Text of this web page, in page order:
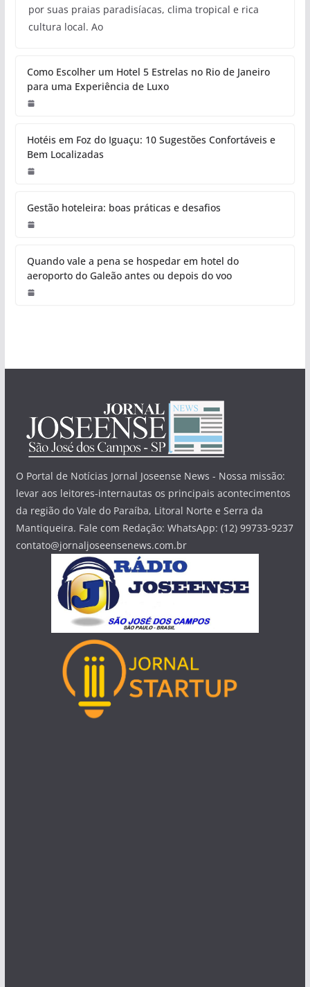
por suas praias paradisíacas, clima tropical e rica
cultura local. Ao
Como Escolher um Hotel 5 Estrelas no Rio de Janeiro
para uma Experiência de Luxo
Hotéis em Foz do Iguaçu: 10 Sugestões Confortáveis e
Bem Localizadas
Gestão hoteleira: boas práticas e desafios
Quando vale a pena se hospedar em hotel do
aeroporto do Galeão antes ou depois do voo
O Portal de Notícias Jornal Joseense News - Nossa missão:
levar aos leitores-internautas os principais acontecimentos
da região do Vale do Paraíba, Litoral Norte e Serra da
Mantiqueira. Fale com Redação: WhatsApp: (12) 99733-9237
contato@jornaljoseensenews.com.br